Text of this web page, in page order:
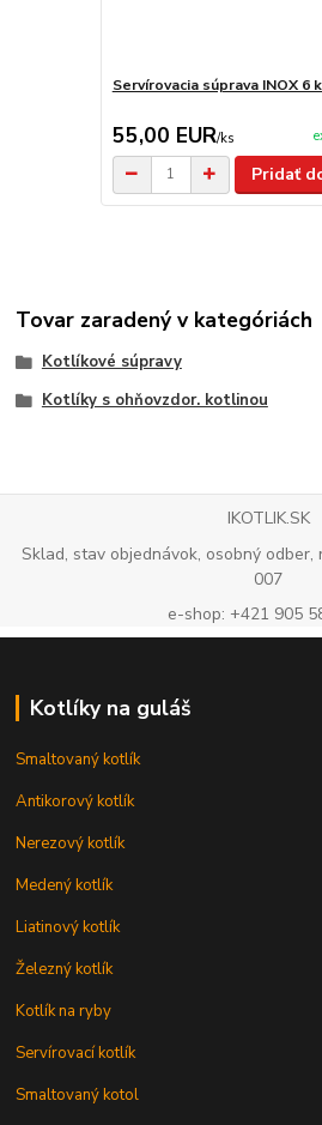
Servírovacia súprava INOX 6
55,00 EUR/ks
Pridať
Tovar zaradený v kategóriách
Kotlíkové súpravy
Kotlíky s ohňovzdor. kotlinou
IKOTLIK.SK
Sklad, stav objednávok, osobný
007
e-shop: +421 905
Kotlíky na guláš
Smaltovaný kotlík
Antikorový kotlík
Nerezový kotlík
Medený kotlík
Liatinový kotlík
Železný kotlík
Kotlík na ryby
Servírovací kotlík
Smaltovaný kotol